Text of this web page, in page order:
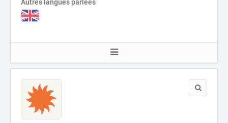
Autres langues parlées